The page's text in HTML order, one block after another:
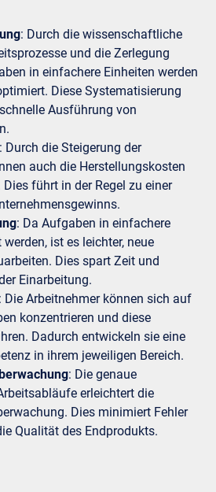
: Durch die wissenschaftliche
und die Zerlegung
in einfachere Einheiten werden
Diese Systematisierung
Ausführung von
: Durch die Steigerung der
auch die Herstellungskosten
führt in der Regel zu einer
: Da Aufgaben in einfachere
werden, ist es leichter, neue
Dies spart Zeit und
Einarbeitung.
: Die Arbeitnehmer können sich auf
konzentrieren und diese
Dadurch entwickeln sie eine
in ihrem jeweiligen Bereich.
: Die genaue
erleichtert die
Dies minimiert Fehler
Qualität des Endprodukts.